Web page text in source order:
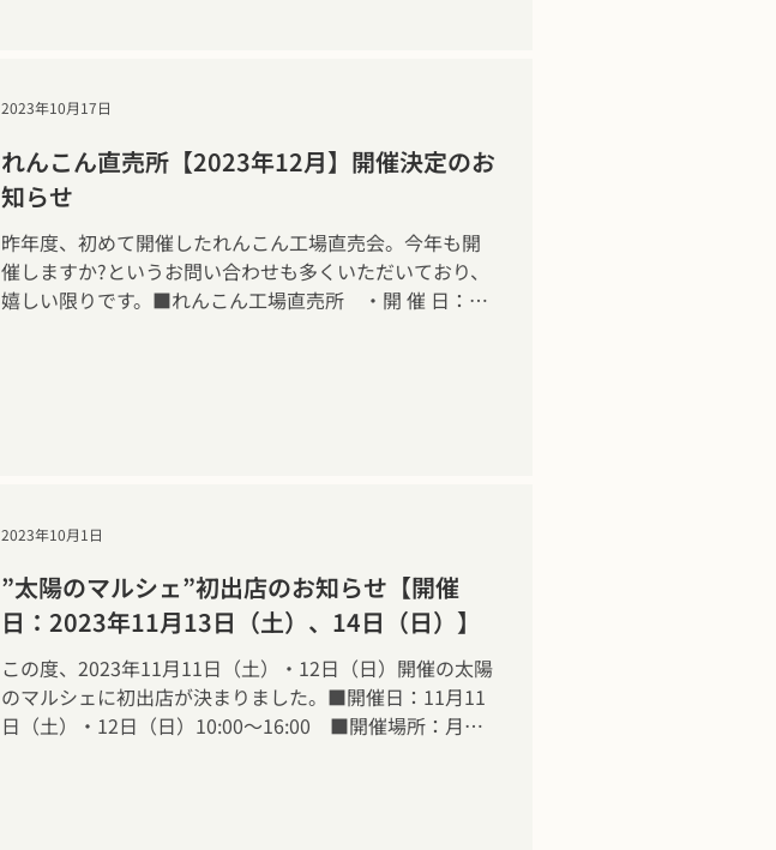
れんこん直売所【2023年12月】開催決定のお
知らせ
昨年度、初めて開催したれんこん工場直売会。今年も開
催しますか?というお問い合わせも多くいただいており、
嬉しい限りです。■れんこん工場直売所 ・開 催 日：
2023年10月17日
”太陽のマルシェ”初出店のお知らせ【開催
日：2023年11月13日（土）、14日（日）】
この度、2023年11月11日（土）・12日（日）開催の太陽
のマルシェに初出店が決まりました。■開催日：11月11
日（土）・12日（日）10:00～16:00 ■開催場所：月島
2023年10月1日